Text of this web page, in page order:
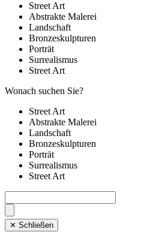
Street Art
Abstrakte Malerei
Landschaft
Bronzeskulpturen
Porträt
Surrealismus
Street Art
Wonach suchen Sie?
Street Art
Abstrakte Malerei
Landschaft
Bronzeskulpturen
Porträt
Surrealismus
Street Art
✕ Schließen